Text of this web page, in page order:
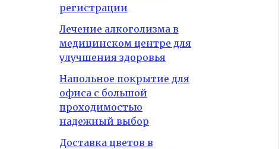
регистрации
Лечение алкоголизма в
медицинском центре для
улучшения здоровья
Напольное покрытие для
офиса с большой
проходимостью
надежный выбор
Доставка цветов в